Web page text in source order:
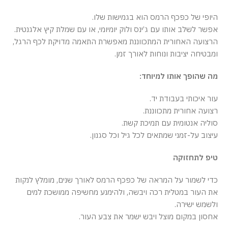
היופי של כפכף הרמס הוא בגמישות שלו.
אפשר לשלב אותו עם ג’ינס ולוק יומיומי, או עם שמלת קיץ אלגנטית.
הרצועה האחורית המתכווננת מאפשרת התאמה מדויקת לכף הרגל,
ומבטיחה יציבות ונוחות לאורך זמן.
מה שהופך אותו למיוחד:
עור איכותי בעבודת יד.
רצועה אחורית מתכווננת.
סוליה אנטומית עם תמיכת קשת.
עיצוב על-זמני שמתאים לכל גיל וכל סגנון.
טיפ לתחזוקה
כדי לשמור על המראה של כפכף הרמס לאורך שנים, מומלץ לנקות
את העור במטלית רכה ויבשה, ולהימנע מחשיפה ממושכת למים
ולשמש ישירה.
אחסון במקום מוצל ויבש ישמר את צבע העור.